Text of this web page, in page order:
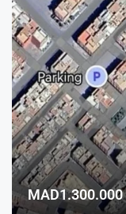
MAD1.300.000